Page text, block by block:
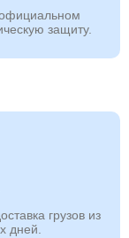
защиту.
грузов из
дней.